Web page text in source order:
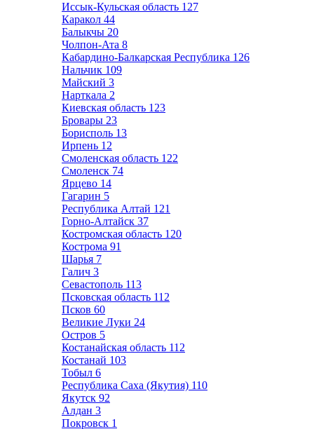
Иссык-Кульская область 127
Каракол 44
Балыкчы 20
Чолпон-Ата 8
Кабардино-Балкарская Республика 126
Нальчик 109
Майский 3
Нарткала 2
Киевская область 123
Бровары 23
Борисполь 13
Ирпень 12
Смоленская область 122
Смоленск 74
Ярцево 14
Гагарин 5
Республика Алтай 121
Горно-Алтайск 37
Костромская область 120
Кострома 91
Шарья 7
Галич 3
Севастополь 113
Псковская область 112
Псков 60
Великие Луки 24
Остров 5
Костанайская область 112
Костанай 103
Тобыл 6
Республика Саха (Якутия) 110
Якутск 92
Алдан 3
Покровск 1